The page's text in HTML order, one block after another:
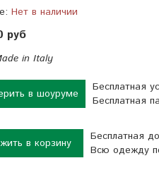
Нет в наличии
руб
in Italy
в шоуруме
Бесплатная
Бесплатная
в корзину
Бесплатная
Всю одежду